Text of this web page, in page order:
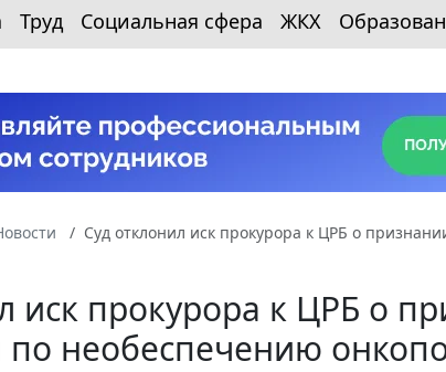
Труд Социальная сфера ЖКХ
Суд отклонил иск прокурора к ЦРБ о
иск прокурора к ЦРБ о
по необеспечению